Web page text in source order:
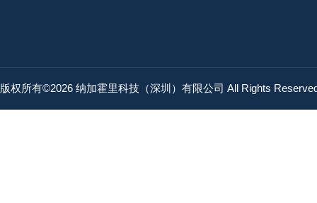
版权所有©2026 纳加霍里科技（深圳）有限公司 All Rights